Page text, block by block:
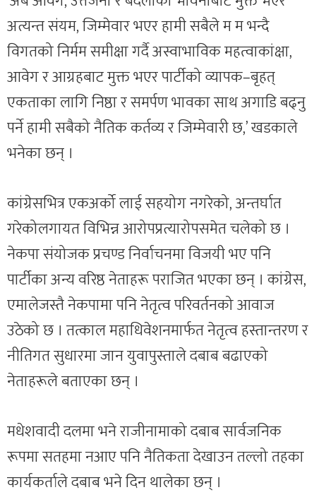
अत्यन्त संयम, जिम्मेवार भएर हामी सबैले म म भन्दै
विगतको निर्मम समीक्षा गर्दै अस्वाभाविक महत्वाकांक्षा,
आवेग र आग्रहबाट मुक्त भएर पार्टीको व्यापक–बृहत्
एकताका लागि निष्ठा र समर्पण भावका साथ अगाडि बढ्नु
पर्ने हामी सबैको नैतिक कर्तव्य र जिम्मेवारी छ,’ खडकाले
भनेका छन् ।
कांग्रेसभित्र एकअर्को लाई सहयोग नगरेको, अन्तर्घात
गरेकोलगायत विभिन्न आरोपप्रत्यारोपसमेत चलेको छ ।
नेकपा संयोजक प्रचण्ड निर्वाचनमा विजयी भए पनि
पार्टीका अन्य वरिष्ठ नेताहरू पराजित भएका छन् । कांग्रेस,
एमालेजस्तै नेकपामा पनि नेतृत्व परिवर्तनको आवाज
उठेको छ । तत्काल महाधिवेशनमार्फत नेतृत्व हस्तान्तरण र
नीतिगत सुधारमा जान युवापुस्ताले दबाब बढाएको
नेताहरूले बताएका छन् ।
मधेशवादी दलमा भने राजीनामाको दबाब सार्वजनिक
रूपमा सतहमा नआए पनि नैतिकता देखाउन तल्लो तहका
कार्यकर्ताले दबाब भने दिन थालेका छन् ।